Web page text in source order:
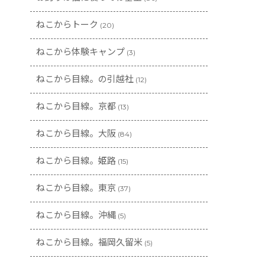
ねこからトーク (20)
ねこから体験キャンプ (3)
ねこから目線。の引越社 (12)
ねこから目線。京都 (13)
ねこから目線。大阪 (84)
ねこから目線。姫路 (15)
ねこから目線。東京 (37)
ねこから目線。沖縄 (5)
ねこから目線。福岡久留米 (5)